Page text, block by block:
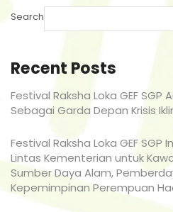
Search
Recent Posts
Festival Raksha Loka GEF
Sebagai Garda Depan Krisis
Festival Raksha Loka GEF SGP
Lintas Kementerian untuk
Sumber Daya Alam,
Kepemimpinan Perempuan